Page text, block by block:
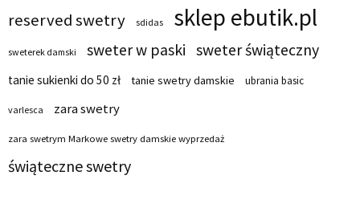
reserved swetry sdidas sklep ebutik.pl
sweterek damski sweter w paski sweter świąteczny
tanie sukienki do 50 zł tanie swetry damskie ubrania basic
varlesca zara swetry
zara swetrym Markowe swetry damskie wyprzedaż
świąteczne swetry